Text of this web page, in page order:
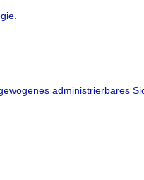
administrierbares